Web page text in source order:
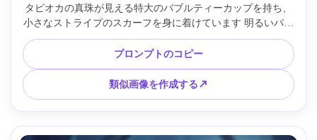
タピオカの真珠が見える特大のバブルティーカップを持ち、
小さなストライプのスカーフを身に着けています 明るいパス
テルのグラデーション背景にシンプルなキラキラのアイコン
があります 大胆な太いアウトライン ソフトなセルシェーデ
ィング 光沢のあるハイライト 明るい表情 ステッカーパック
やブランディングに最適 85mmレンズ 被写界深度が浅い --
ar 4:5
プロンプトのコピー
類似画像を作成する↗